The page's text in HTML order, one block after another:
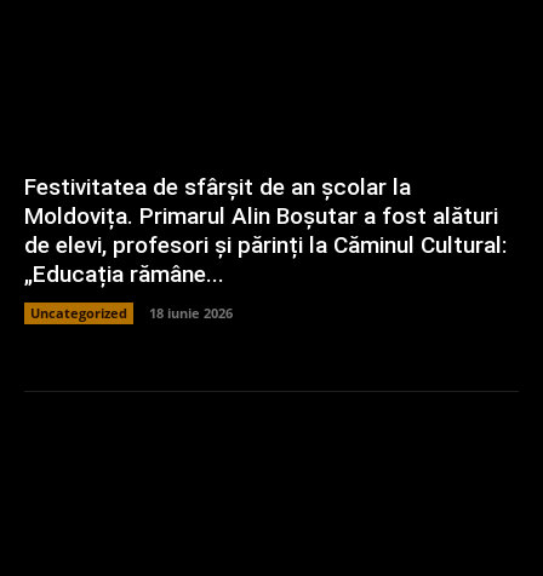
Festivitatea de sfârșit de an școlar la
Moldovița. Primarul Alin Boșutar a fost alături
de elevi, profesori și părinți la Căminul Cultural:
„Educația rămâne...
Uncategorized 18 iunie 2026